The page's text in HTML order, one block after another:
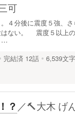
可
４分後に震度５強、
はない。 震度５以上
…
完結済 12話
6,539文字
？ ／🔨大木 げ